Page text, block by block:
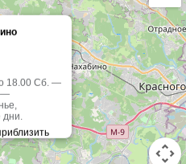
18.00 Сб. —
—